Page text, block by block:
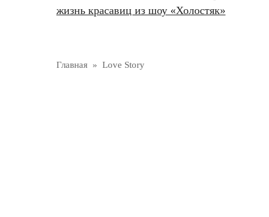
жизнь красавиц из шоу «Холостяк»
Главная » Love Story